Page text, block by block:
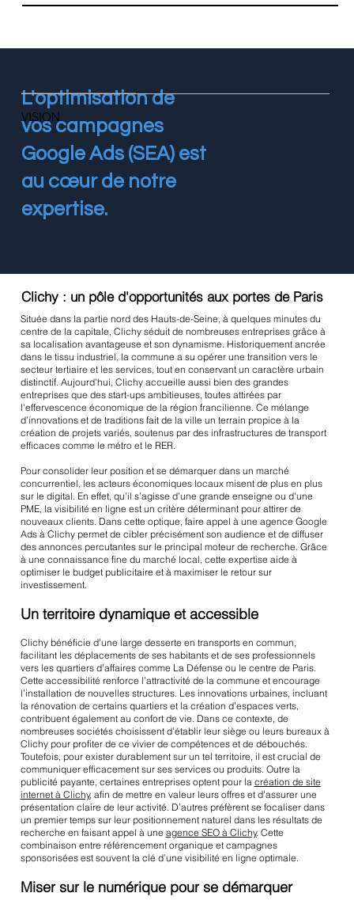
VISION
L'optimisation de
vos campagnes
Google Ads (SEA) est
au cœur de notre
expertise.
Clichy : un pôle d'opportunités aux portes de Paris
Située dans la partie nord des Hauts-de-Seine, à quelques minutes du
centre de la capitale, Clichy séduit de nombreuses entreprises grâce à
sa localisation avantageuse et son dynamisme. Historiquement ancrée
dans le tissu industriel, la commune a su opérer une transition vers le
secteur tertiaire et les services, tout en conservant un caractère urbain
distinctif. Aujourd’hui, Clichy accueille aussi bien des grandes
entreprises que des start-ups ambitieuses, toutes attirées par
l’effervescence économique de la région francilienne. Ce mélange
d’innovations et de traditions fait de la ville un terrain propice à la
création de projets variés, soutenus par des infrastructures de transport
efficaces comme le métro et le RER.
Pour consolider leur position et se démarquer dans un marché
concurrentiel, les acteurs économiques locaux misent de plus en plus
sur le digital. En effet, qu’il s’agisse d’une grande enseigne ou d’une
PME, la visibilité en ligne est un critère déterminant pour attirer de
nouveaux clients. Dans cette optique, faire appel à une agence Google
Ads à Clichy permet de cibler précisément son audience et de diffuser
des annonces percutantes sur le principal moteur de recherche. Grâce
à une connaissance fine du marché local, cette expertise aide à
optimiser le budget publicitaire et à maximiser le retour sur
investissement.
Un territoire dynamique et accessible
Clichy bénéficie d’une large desserte en transports en commun,
facilitant les déplacements de ses habitants et de ses professionnels
vers les quartiers d’affaires comme La Défense ou le centre de Paris.
Cette accessibilité renforce l’attractivité de la commune et encourage
l’installation de nouvelles structures. Les innovations urbaines, incluant
la rénovation de certains quartiers et la création d’espaces verts,
contribuent également au confort de vie. Dans ce contexte, de
nombreuses sociétés choisissent d’établir leur siège ou leurs bureaux à
Clichy pour profiter de ce vivier de compétences et de débouchés.
Toutefois, pour exister durablement sur un tel territoire, il est crucial de
communiquer efficacement sur ses services ou produits. Outre la
publicité payante, certaines entreprises optent pour la création de site
internet à Clichy, afin de mettre en valeur leurs offres et d’assurer une
présentation claire de leur activité. D’autres préfèrent se focaliser dans
un premier temps sur leur positionnement naturel dans les résultats de
recherche en faisant appel à une agence SEO à Clichy. Cette
combinaison entre référencement organique et campagnes
sponsorisées est souvent la clé d’une visibilité en ligne optimale.
Miser sur le numérique pour se démarquer